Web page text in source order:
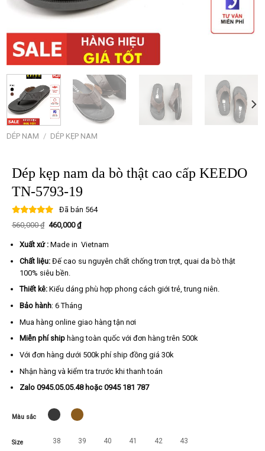
DÉP NAM / DÉP KẸP NAM
Dép kẹp nam da bò thật cao cấp KEEDO
TN-5793-19
Đã bán 564
560,000₫ Giá
560,000 ₫.
460,000₫Giá
hiện
là:
Xuất xứ :Made in Vietnam
Chất liệu:Đế cao su nguyên chất chống trơn trợt, quai da bò thật
100% siêu bền.
Thiết kê:Kiểu dáng phù hợp phong cách giới trẻ, trung niên.
Bảo hành: 6 Tháng
Mua hàng online giao hàng tận nơi
Miễn phí shiphàng toàn quốc với đơn hàng trên 500k
Với đơn hàng dưới 500k phí ship đồng giá 30k
Nhận hàng và kiểm tra trước khi thanh toán
Zalo 0945.05.05.48 hoặc 0945 181 787
Màu sắc
Size 38 39 40 41 42 43